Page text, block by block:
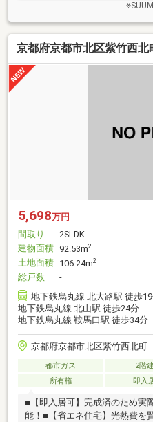
京都府京都市北区紫竹西北
5,698万円
間取り
2SLDK
建物面積 92.53m2
土地面積 106.24m2
総戸数
-
地下鉄烏丸線 北大路駅 徒歩
地下鉄烏丸線 北山駅 徒歩24分
地下鉄烏丸線 鞍馬口駅 徒歩34分
京都府京都市北区紫竹西北町
都市ガス 2階
所有権
即入
■【即入居可】完成済のため実
能！■【省エネ住宅】光熱費を